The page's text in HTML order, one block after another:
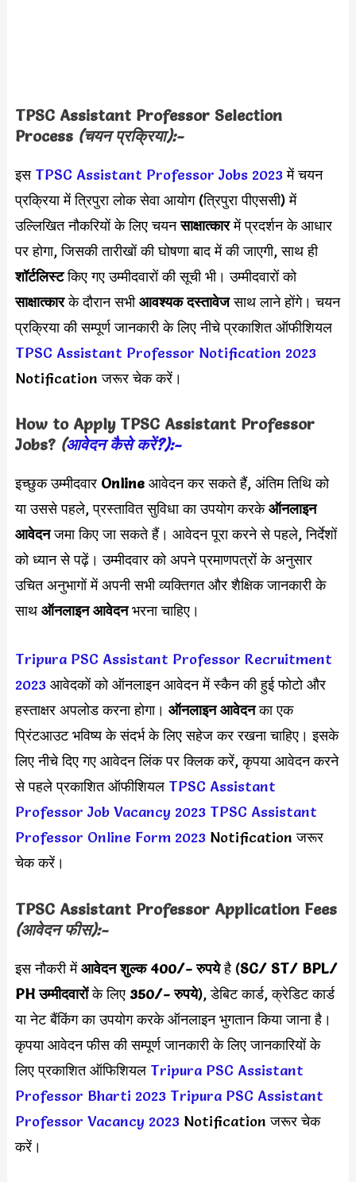
TPSC Assistant Professor Selection
Process (चयन प्रक्रिया):-
इस TPSC Assistant Professor Jobs 2023में चयन
प्रक्रिया में त्रिपुरा लोक सेवा आयोग (त्रिपुरा पीएससी) में
उल्लिखित नौकरियों के लिए चयनसाक्षात्कारमें प्रदर्शन के आधार
पर होगा, जिसकी तारीखों की घोषणा बाद में की जाएगी, साथ ही
शॉर्टलिस्टकिए गए उम्मीदवारों की सूची भी। उम्मीदवारों को
साक्षात्कारके दौरान सभीआवश्यक दस्तावेजसाथ लाने होंगे। चयन
प्रक्रिया की सम्पूर्ण जानकारी के लिए नीचे प्रकाशित ऑफीशियल
TPSC Assistant Professor Notification 2023
Notification जरूर चेक करें।
How to Apply TPSC Assistant Professor
Jobs?(आवेदन कैसे करें?):-
इच्छुक उम्मीदवार Online आवेदन कर सकते हैं, अंतिम तिथि को
या उससे पहले, प्रस्तावित सुविधा का उपयोग करकेऑनलाइन
आवेदनजमा किए जा सकते हैं। आवेदन पूरा करने से पहले, निर्देशों
को ध्यान से पढ़ें। उम्मीदवार को अपने प्रमाणपत्रों के अनुसार
उचित अनुभागों में अपनी सभी व्यक्तिगत और शैक्षिक जानकारी के
साथ ऑनलाइन आवेदनभरना चाहिए।
Tripura PSC Assistant Professor Recruitment
2023आवेदकों को ऑनलाइन आवेदन में स्कैन की हुई फोटो और
हस्ताक्षर अपलोड करना होगा। ऑनलाइन आवेदनका एक
प्रिंटआउट भविष्य के संदर्भ के लिए सहेज कर रखना चाहिए। इसके
लिए नीचे दिए गए आवेदन लिंक पर क्लिक करें, कृपया आवेदन करने
से पहले प्रकाशित ऑफीशियल TPSC Assistant
Professor Job Vacancy 2023 TPSC Assistant
Professor Online Form 2023Notification जरूर
चेक करें।
TPSC Assistant Professor Application Fees
(आवेदन फीस):-
इस नौकरी मेंआवेदन शुल्क 400/- रुपयेहै (SC/ ST/ BPL/
PH उम्मीदवारोंके लिए 350/- रुपये), डेबिट कार्ड, क्रेडिट कार्ड
या नेट बैंकिंग का उपयोग करके ऑनलाइन भुगतान किया जाना है।
कृपया आवेदन फीस की सम्पूर्ण जानकारी के लिए जानकारियों के
लिए प्रकाशित ऑफिशियल Tripura PSC Assistant
Professor Bharti 2023 Tripura PSC Assistant
Professor Vacancy 2023Notification जरूर चेक
करें।